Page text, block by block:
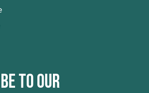
to our